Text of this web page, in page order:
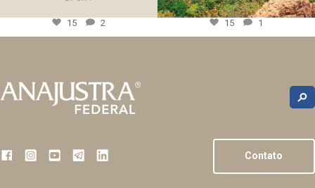
15 2 15 1
Contato